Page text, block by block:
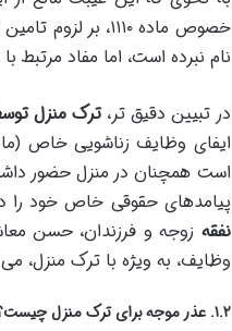
خصوص ماده
نام نبرده است، اما مفاد
در تبیین دقیق تر، ترک منزل
ایفای وظایف زناشویی خاص
است همچنان در منزل حضور
پیامدهای حقوقی خاص خود را
نفقه زوجه و فرزندان، حسن
وظایف، به ویژه با ترک منزل،
۱.۲. عذر موجه برای ترک منزل چیست؟